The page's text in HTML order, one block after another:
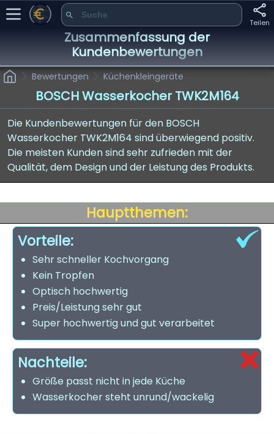
Teilen
Zusammenfassung der
Kundenbewertungen
Bewertungen Küchenkleingeräte
BOSCH Wasserkocher TWK2M164
Die Kundenbewertungen für den BOSCH
Wasserkocher TWK2M164 sind überwiegend positiv.
Die meisten Kunden sind sehr zufrieden mit der
Qualität, dem Design und der Leistung des Produkts.
Hauptthemen:
Vorteile:
Sehr schneller Kochvorgang
Kein Tropfen
Optisch hochwertig
Preis/Leistung sehr gut
Super hochwertig und gut verarbeitet
Nachteile:
Größe passt nicht in jede Küche
Wasserkocher steht unrund/wackelig